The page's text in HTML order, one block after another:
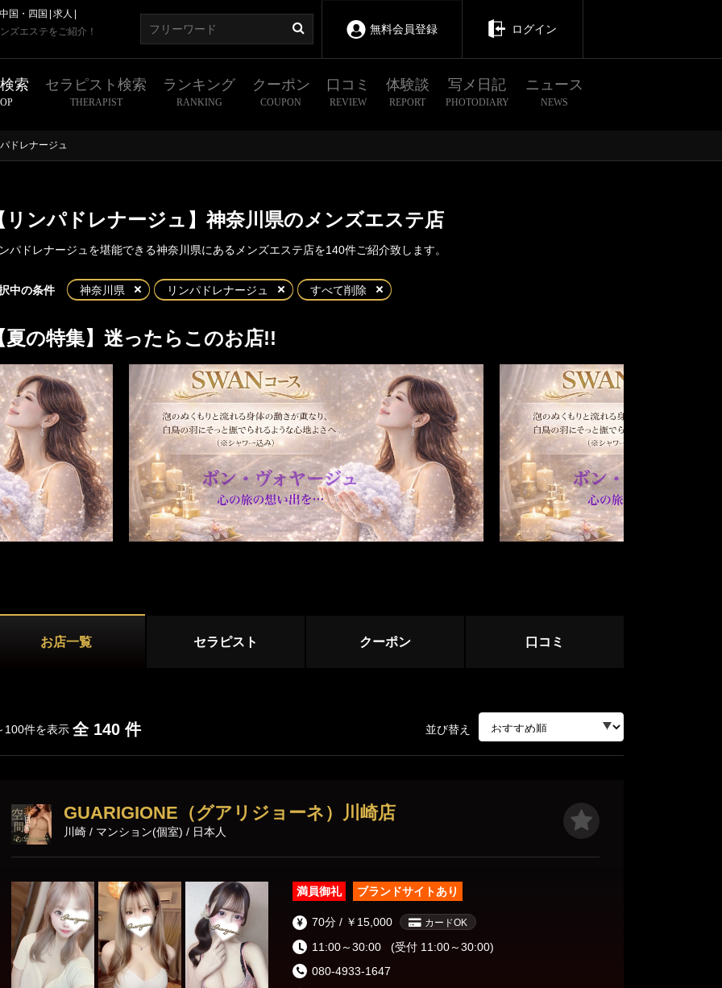
中国・四国
求人
ズエステをご紹介！
無料会員登録 ログイン
索 セラピスト検索
THERAPIST
ランキング
RANKING
クーポン
COUPON
口コミ
REVIEW
体験談
REPORT
写メ日記
PHOTODIARY
ニュース
NEWS
ドレナージュ
リンパドレナージュ】神奈川県のメンズエステ店
パドレナージュを堪能できる神奈川県にあるメンズエステ店を140件ご紹介致します。
中の条件 神奈川県 リンパドレナージュ すべて削除
夏の特集】迷ったらこのお店!!
お店一覧 セラピスト クーポン 口コミ
100件を表示 全 140 件 並び替え
GUARIGIONE（グアリジョーネ）川崎店
川崎 / マンション(個室) / 日本人
満員御礼 ブランドサイトあり
70分 / ￥15,000 カードOK
11:00～30:00
(受付 11:00～30:00)
080-4933-1647
県 横浜エリア
横浜・東神奈川 新横浜・センター南 関内・桜木町
青葉台・たまプラーザ・鷺沼
川崎エリア
川崎・鶴見 武蔵小杉・日吉・網島 溝の口
登戸・新百合ヶ丘・稲田堤
店舗型
マンション型
出張
施術内容 オプション
ウダーマッサージ 耳かき リンパドレナージュ
ホイップ